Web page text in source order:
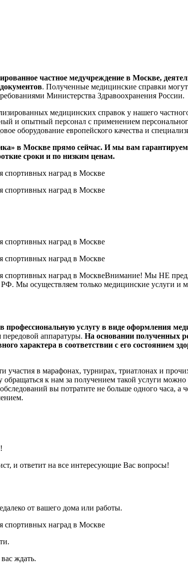
частное медучреждение в Москве,
. Полученные медицинские справки
Министерства Здравоохранения России.
медицинских справок у нашего
и опытный персонал с применением
оборудование европейского качества и
в Москве прямо сейчас. И мы вам
сроки и по низким ценам.
Внимание! Мы НЕ
РФ. Мы осуществляем только медицинские услуги
услугу в виде оформления
аппаратуры. На основании полученных
характера в соответствии с его состоянием
участия в марафонах, турнирах, триатлонах и
к нам за получением такой услуги
вы потратите не больше одного часа, а
и ответит на все интересующие Вас вопросы!
от вашего дома или работы.
ждать.